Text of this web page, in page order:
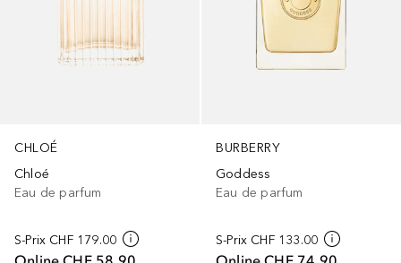
CHLOÉ
Chloé
Eau de parfum
S-Prix CHF 179.00
BURBERRY
Goddess
Eau de parfum
S-Prix CHF 133.00